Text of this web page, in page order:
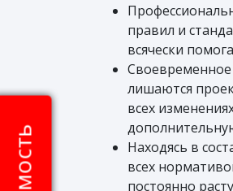
правил и
всячески
лишаются
всех
Находясь в
всех
постоянно